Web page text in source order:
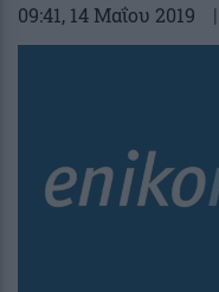
09:41, 14 Μαΐου 2019 ||